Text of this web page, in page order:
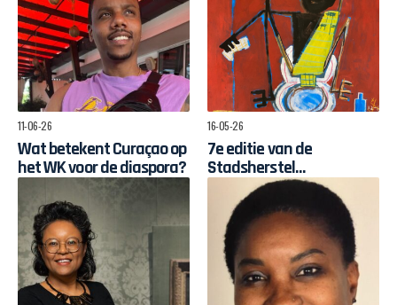
11-06-26
Wat betekent Curaçao op
het WK voor de diaspora?
16-05-26
7e editie van de
Stadsherstel
Surinaamse Maanden